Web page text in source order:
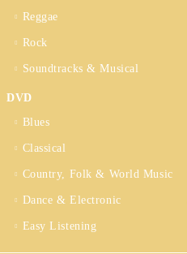
Reggae
Rock
Soundtracks & Musical
DVD
Blues
Classical
Country, Folk & World Music
Dance & Electronic
Easy Listening